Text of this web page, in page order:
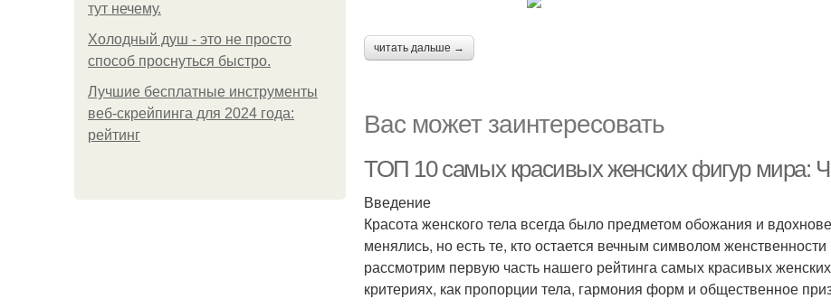
тут нечему.
Холодный душ - это не просто
способ проснуться быстро.
Лучшие бесплатные инструменты
веб-скрейпинга для 2024 года:
рейтинг
читать дальше →
Вас может заинтересовать
ТОП 10 самых красивых женских фигур мира:
Введение
Красота женского тела всегда было предметом обожания и
менялись, но есть те, кто остается вечным символом
рассмотрим первую часть нашего рейтинга самых красивых
критериях, как пропорции тела, гармония форм и общественное